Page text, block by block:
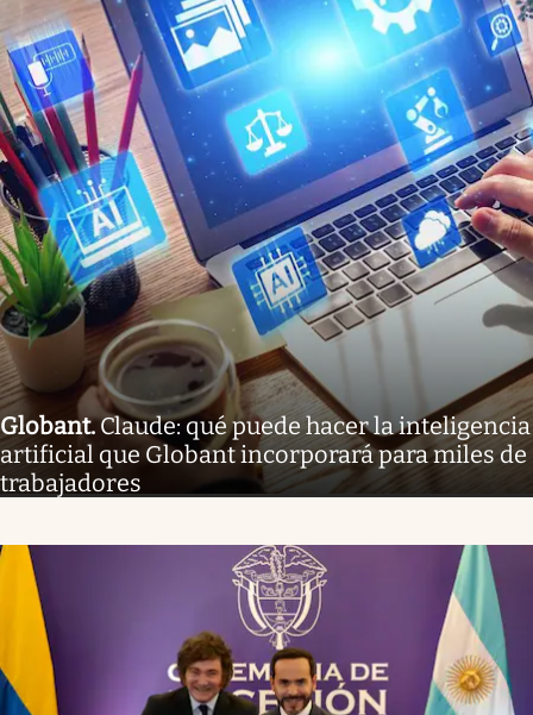
Globant.Claude: qué puede hacer la inteligencia
artificial que Globant incorporará para miles de
trabajadores